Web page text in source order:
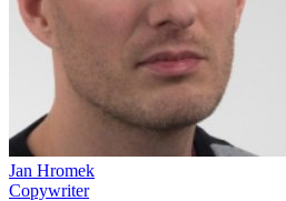
Jan Hromek
Copywriter